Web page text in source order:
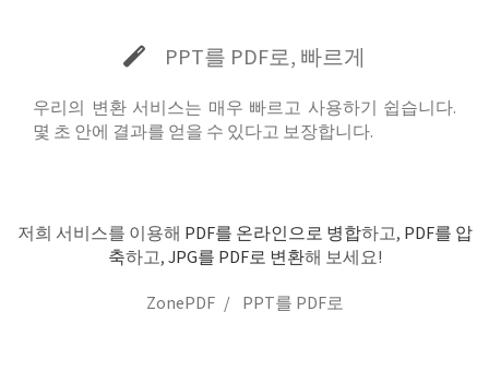
PPT를 PDF로, 빠르게
우리의 변환 서비스는 매우 빠르고 사용하기 쉽습니다.
몇 초 안에 결과를 얻을 수 있다고 보장합니다.
저희 서비스를 이용해 PDF를 온라인으로 병합하고, PDF를 압
축하고,JPG를 PDF로 변환해 보세요!
ZonePDF
PPT를 PDF로